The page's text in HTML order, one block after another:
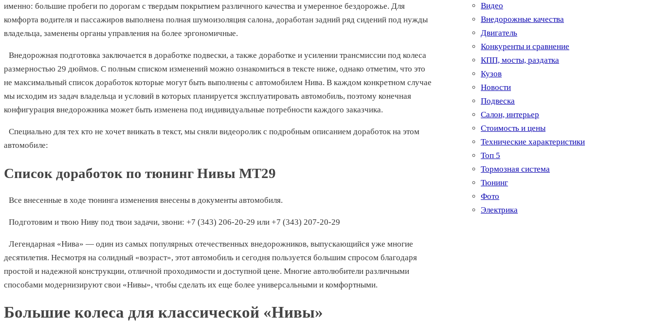
именно: большие пробеги по дорогам с твердым покрытием различного качества и умеренное бездорожье. Для
комфорта водителя и пассажиров выполнена полная шумоизоляция салона, доработан задний ряд сидений под нужды
владельца, заменены органы управления на более эргономичные.
Внедорожная подготовка заключается в доработке подвески, а также доработке и усилении трансмиссии под колеса
размерностью 29 дюймов. С полным списком изменений можно ознакомиться в тексте ниже, однако отметим, что это
не максимальный список доработок которые могут быть выполнены с автомобилем Нива. В каждом конкретном случае
мы исходим из задач владельца и условий в которых планируется эксплуатировать автомобиль, поэтому конечная
конфигурация внедорожника может быть изменена под индивидуальные потребности каждого заказчика.
Специально для тех кто не хочет вникать в текст, мы сняли видеоролик с подробным описанием доработок на этом
автомобиле:
Список доработок по тюнинг Нивы МТ29
Все внесенные в ходе тюнинга изменения внесены в документы автомобиля.
Подготовим и твою Ниву под твои задачи, звони: +7 (343) 206-20-29 или +7 (343) 207-20-29
Легендарная «Нива» — один из самых популярных отечественных внедорожников, выпускающийся уже многие
десятилетия. Несмотря на солидный «возраст», этот автомобиль и сегодня пользуется большим спросом благодаря
простой и надежной конструкции, отличной проходимости и доступной цене. Многие автолюбители различными
способами модернизируют свои «Нивы», чтобы сделать их еще более универсальными и комфортными.
Большие колеса для классической «Нивы»
Видео
Внедорожные качества
Двигатель
Конкуренты и сравнение
КПП, мосты, раздатка
Кузов
Новости
Подвеска
Салон, интерьер
Стоимость и цены
Технические характеристики
Топ 5
Тормозная система
Тюнинг
Фото
Электрика